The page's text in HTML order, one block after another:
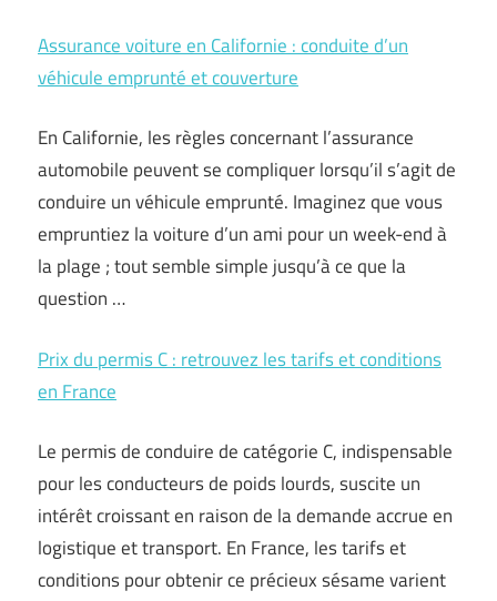
Assurance voiture en Californie : conduite d’un
véhicule emprunté et couverture
En Californie, les règles concernant l’assurance
automobile peuvent se compliquer lorsqu’il s’agit de
conduire un véhicule emprunté. Imaginez que vous
empruntiez la voiture d’un ami pour un week-end à
la plage ; tout semble simple jusqu’à ce que la
question …
Prix du permis C : retrouvez les tarifs et conditions
en France
Le permis de conduire de catégorie C, indispensable
pour les conducteurs de poids lourds, suscite un
intérêt croissant en raison de la demande accrue en
logistique et transport. En France, les tarifs et
conditions pour obtenir ce précieux sésame varient